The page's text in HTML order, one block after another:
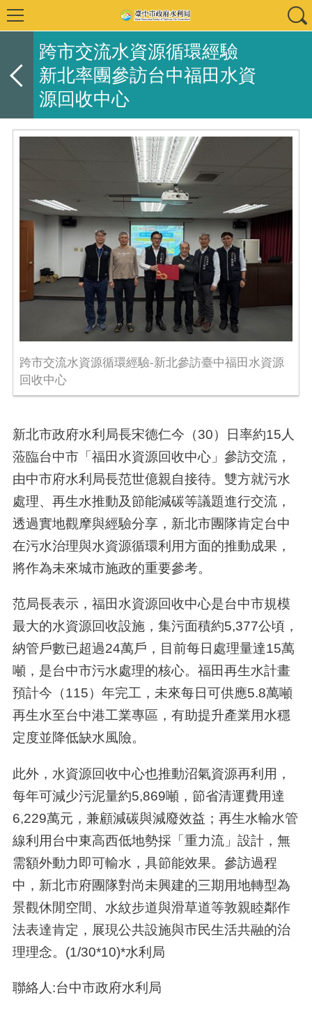
跨市交流水資源循環經驗
新北率團參訪台中福田水資
源回收中心
跨市交流水資源循環經驗-新北參訪臺中福田水資源
回收中心
新北市政府水利局長宋德仁今（30）日率約15人
蒞臨台中市「福田水資源回收中心」參訪交流，
由中市府水利局長范世億親自接待。雙方就污水
處理、再生水推動及節能減碳等議題進行交流，
透過實地觀摩與經驗分享，新北市團隊肯定台中
在污水治理與水資源循環利用方面的推動成果，
將作為未來城市施政的重要參考。
范局長表示，福田水資源回收中心是台中市規模
最大的水資源回收設施，集污面積約5,377公頃，
納管戶數已超過24萬戶，目前每日處理量達15萬
噸，是台中市污水處理的核心。福田再生水計畫
預計今（115）年完工，未來每日可供應5.8萬噸
再生水至台中港工業專區，有助提升產業用水穩
定度並降低缺水風險。
此外，水資源回收中心也推動沼氣資源再利用，
每年可減少污泥量約5,869噸，節省清運費用達
6,229萬元，兼顧減碳與減廢效益；再生水輸水管
線利用台中東高西低地勢採「重力流」設計，無
需額外動力即可輸水，具節能效果。參訪過程
中，新北市府團隊對尚未興建的三期用地轉型為
景觀休閒空間、水紋步道與滑草道等敦親睦鄰作
法表達肯定，展現公共設施與市民生活共融的治
理理念。(1/30*10)*水利局
聯絡人:台中市政府水利局